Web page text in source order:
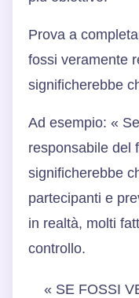
Prova a
fossi veramente
significherebbe
Ad esempio: «
responsabile del
significherebbe
partecipanti e
in realtà, molti
controllo.
« SE FOSSI